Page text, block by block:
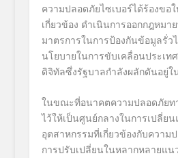
ความปลอดภัยไซเบอร์ได้ร้องขอ
เกี่ยวข้อง ดำเนินการออกกฎหมา
มาตรการในการป้องกันข้อมูลรั่
นโยบายในการขับเคลื่อนประเท
ดิจิทัลซึ่งรัฐบาลกำลังผลักดันอยู่
ในขณะที่อนาคตความปลอดภัยทา
ไว้ให้เป็นศูนย์กลางในการเปลี่ย
อุตสาหกรรมที่เกี่ยวข้องกับความ
การปรับเปลี่ยนในหลากหลายแน